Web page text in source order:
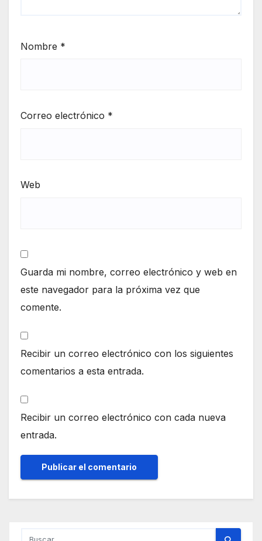
Nombre *
Correo electrónico *
Web
Guarda mi nombre, correo electrónico y web en
este navegador para la próxima vez que
comente.
Recibir un correo electrónico con los siguientes
comentarios a esta entrada.
Recibir un correo electrónico con cada nueva
entrada.